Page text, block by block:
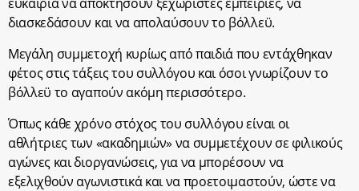
διασκεδάσουν και να απολαύσουν το βόλλεϋ.
Μεγάλη συμμετοχή κυρίως από παιδιά που εντάχθηκαν
φέτος στις τάξεις του συλλόγου και όσοι γνωρίζουν το
βόλλεϋ το αγαπούν ακόμη περισσότερο.
Όπως κάθε χρόνο στόχος του συλλόγου είναι οι
αθλήτριες των «ακαδημιών» να συμμετέχουν σε φιλικούς
αγώνες και διοργανώσεις, για να μπορέσουν να
εξελιχθούν αγωνιστικά και να προετοιμαστούν, ώστε να